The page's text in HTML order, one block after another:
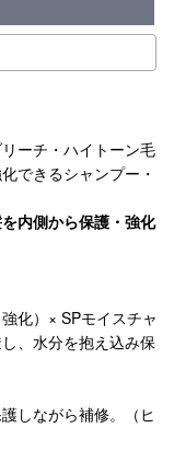
ーチ・ハイトーン毛
できるシャンプー・
内側から保護・強化
化）× SPモイスチャ
、水分を抱え込み保
しながら補修。（ヒ